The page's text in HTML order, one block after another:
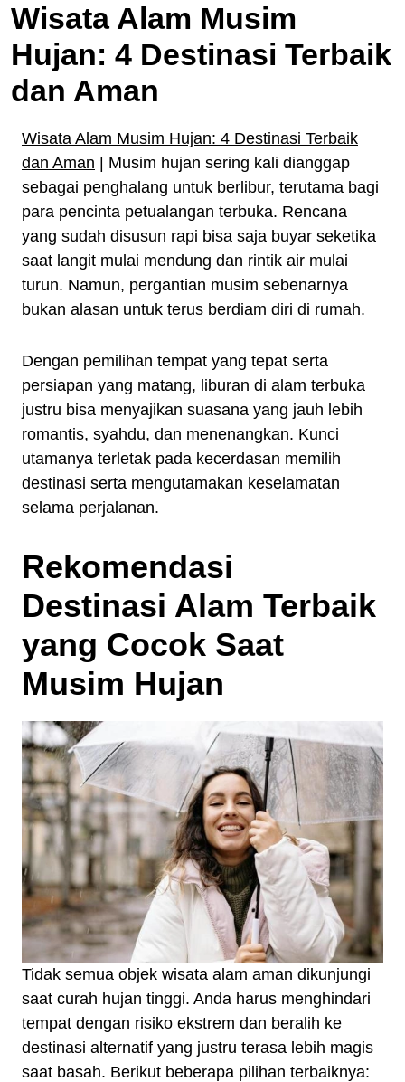
Wisata Alam Musim
Hujan: 4 Destinasi Terbaik
dan Aman
Wisata Alam Musim Hujan: 4 Destinasi Terbaik
dan Aman | Musim hujan sering kali dianggap
sebagai penghalang untuk berlibur, terutama bagi
para pencinta petualangan terbuka. Rencana
yang sudah disusun rapi bisa saja buyar seketika
saat langit mulai mendung dan rintik air mulai
turun. Namun, pergantian musim sebenarnya
bukan alasan untuk terus berdiam diri di rumah.
Dengan pemilihan tempat yang tepat serta
persiapan yang matang, liburan di alam terbuka
justru bisa menyajikan suasana yang jauh lebih
romantis, syahdu, dan menenangkan. Kunci
utamanya terletak pada kecerdasan memilih
destinasi serta mengutamakan keselamatan
selama perjalanan.
Rekomendasi
Destinasi Alam Terbaik
yang Cocok Saat
Musim Hujan
Tidak semua objek wisata alam aman dikunjungi
saat curah hujan tinggi. Anda harus menghindari
tempat dengan risiko ekstrem dan beralih ke
destinasi alternatif yang justru terasa lebih magis
saat basah. Berikut beberapa pilihan terbaiknya: